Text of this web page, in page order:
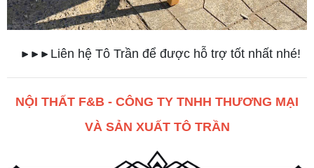
▶ ▶ ▶ Liên hệ Tô Trần để được hỗ trợ tốt nhất nhé!
NỘI THẤT F&B - CÔNG TY TNHH THƯƠNG MẠI
VÀ SẢN XUẤT TÔ TRẦN